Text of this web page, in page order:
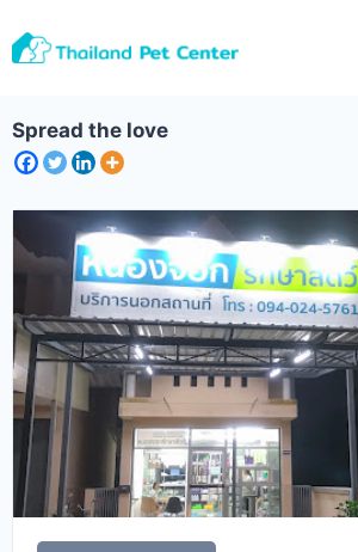
to
Spread the love